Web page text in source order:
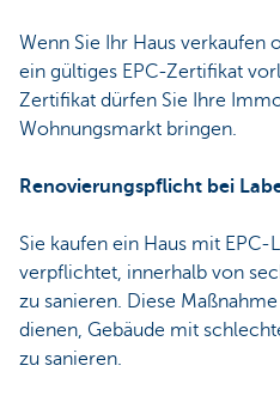
Wenn Sie Ihr Haus verkaufen
ein gültiges EPC-Zertifikat
Zertifikat dürfen Sie Ihre
Wohnungsmarkt bringen.
Renovierungspflicht bei
Sie kaufen ein Haus mit EPC-
verpflichtet, innerhalb von
zu sanieren. Diese
dienen, Gebäude mit
zu sanieren.